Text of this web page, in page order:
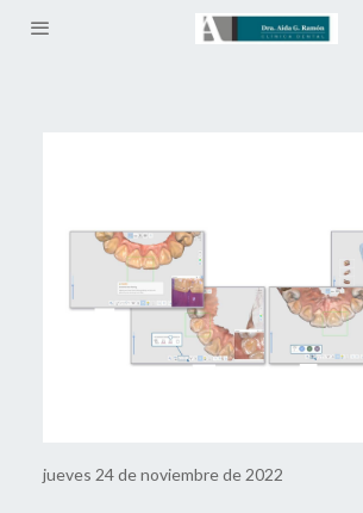
jueves 24 de noviembre de 2022